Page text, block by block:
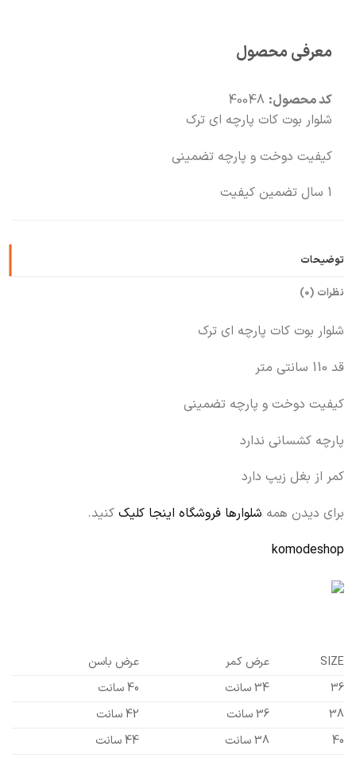
🧡بعد از خرید هم کنارتیم
معرفی محصول
کد محصول: 40048
شلوار بوت کات پارچه ای ترک
کیفیت دوخت و پارچه تضمینی
توضیحات
نظرات (0)
شلوار بوت کات پارچه ای ترک
قد 110 سانتی متر
کیفیت دوخت و پارچه تضمینی
پارچه کشسانی ندارد
کمر از بغل زیپ دارد
برای دیدن همه شلوارها فروشگاه اینجا کلیککنید.
komodeshop
SIZE عرض کمر
عرض باسن
36
34 سانت
40 سانت
38
36 سانت
42 سانت
40
38 سانت 44 سانت